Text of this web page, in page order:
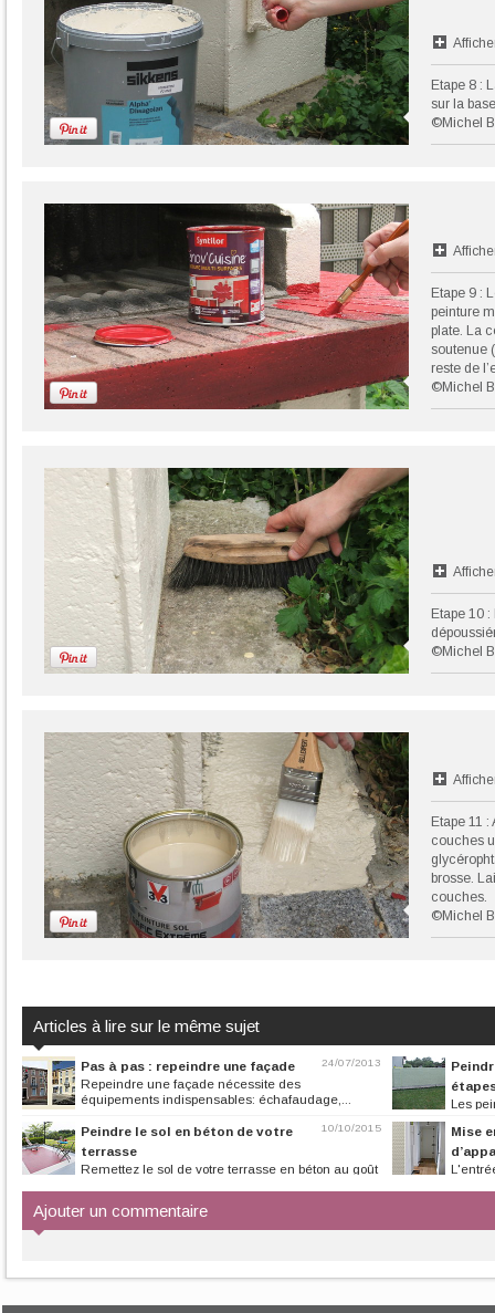
Etape 8 :
sur la
©Michel
Etape 9 :
peinture
plate. La
soutenue
reste de
©Michel
Etape 10
©Michel
Etape 11
couches
brosse.
couches.
©Michel
Articles à lire sur le même sujet
24/07/2013
Pas à pas : repeindre une façade
Repeindre une façade nécessite des
équipements indispensables: échafaudage,...
Les
rapidement à
10/10/2015
Peindre le sol en béton de votre
terrasse
Remettez le sol de votre terrasse en béton au goût
Mise
Ajouter un commentaire